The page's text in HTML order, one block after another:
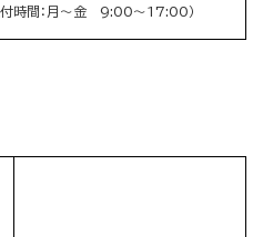
時間：月～金 9:00～17:00）